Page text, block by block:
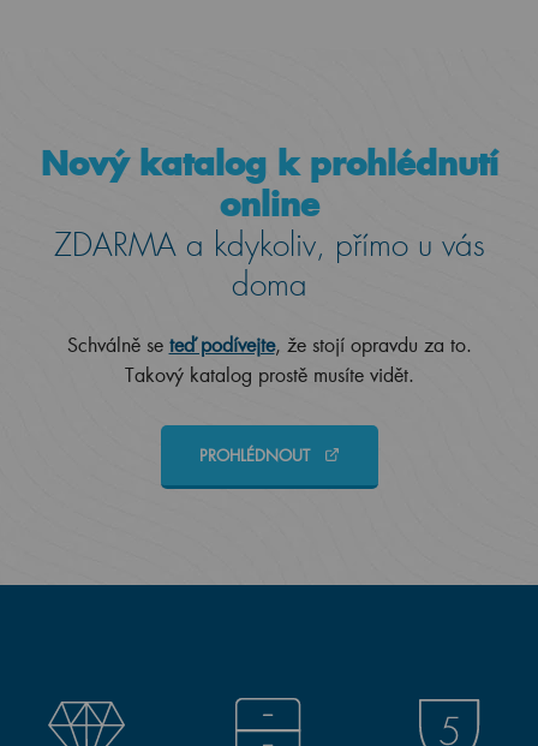
Nový katalog k prohlédnutí
online
ZDARMA a kdykoliv, přímo u vás
doma
Schválně se teď podívejte, že stojí opravdu za to.
Takový katalog prostě musíte vidět.
PROHLÉDNOUT